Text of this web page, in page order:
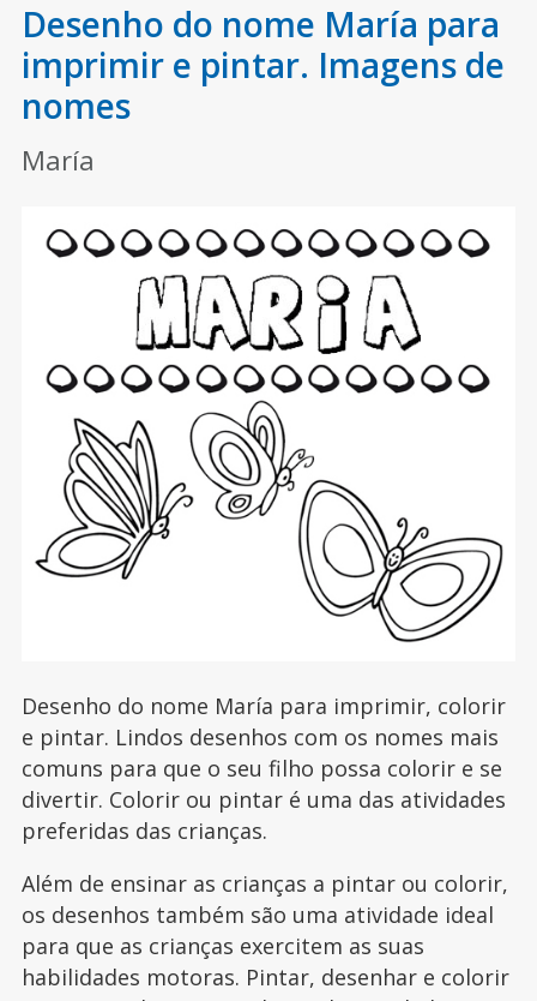
Desenho do nome María para
imprimir e pintar. Imagens de
nomes
María
Desenho do nome María para imprimir, colorir
e pintar. Lindos desenhos com os nomes mais
comuns para que o seu filho possa colorir e se
divertir. Colorir ou pintar é uma das atividades
preferidas das crianças.
Além de ensinar as crianças a pintar ou colorir,
os desenhos também são uma atividade ideal
para que as crianças exercitem as suas
habilidades motoras. Pintar, desenhar e colorir